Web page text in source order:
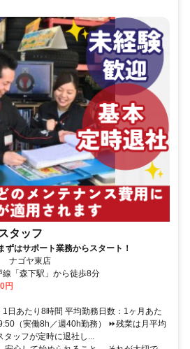
タッフ
はサポート業務からスタート！
ナゴヤ東店
「森下駅」から徒歩8分
円
日あたり8時間 平均勤務日数：1ヶ月あた
（実働8h／週40h勤務） ⏩残業は月平均
ッフが定時に退社し...